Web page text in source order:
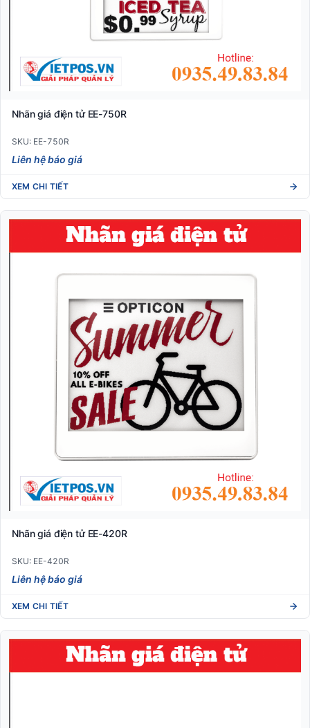
Nhãn giá điện tử EE-750R
SKU: EE-750R
Liên hệ báo giá
XEM CHI TIẾT
Nhãn giá điện tử EE-420R
SKU: EE-420R
Liên hệ báo giá
XEM CHI TIẾT